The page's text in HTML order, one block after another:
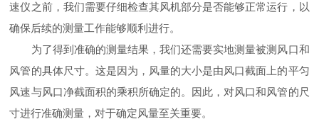
速仪之前，我们需要仔细检查其风机部分是否能够正常运行，以
确保后续的测量工作能够顺利进行。
为了得到准确的测量结果，我们还需要实地测量被测风口和
风管的具体尺寸。这是因为，风量的大小是由风口截面上的平匀
风速与风口净截面积的乘积所确定的。因此，对风口和风管的尺
寸进行准确测量，对于确定风量至关重要。